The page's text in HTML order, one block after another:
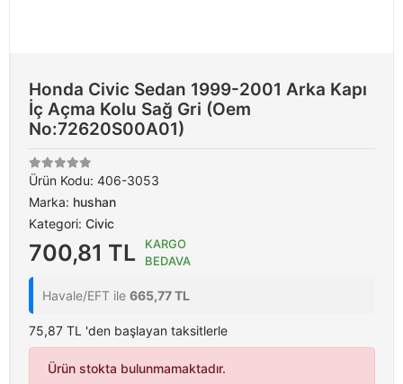
Honda Civic Sedan 1999-2001 Arka Kapı
İç Açma Kolu Sağ Gri (Oem
No:72620S00A01)
Ürün Kodu: 406-3053
Marka: hushan
Kategori: Civic
700,81 TL
KARGO
BEDAVA
Havale/EFT ile 665,77 TL
75,87 TL 'den başlayan taksitlerle
Ürün stokta bulunmamaktadır.